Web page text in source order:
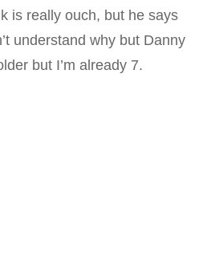
is really ouch, but he says
understand why but Danny
but I’m already 7.